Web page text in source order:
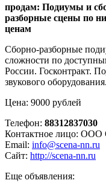
продам: Подиумы и
разборные сцены по
ценам
Сборно-разборные
сложности по
России. Госконтракт.
звукового оборудования.
Цена: 9000 рублей
Телефон: 88312837030
Контактное лицо:
Email: info@scena-nn.ru
Сайт: http://scena-nn.ru
Еще объявления: